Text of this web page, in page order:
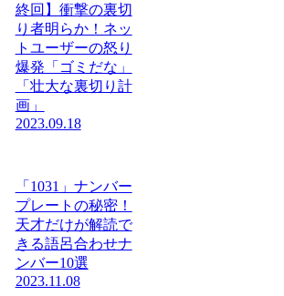
終回】衝撃の裏切
り者明らか！ネッ
トユーザーの怒り
爆発「ゴミだな」
「壮大な裏切り計
画」
2023.09.18
「1031」ナンバー
プレートの秘密！
天才だけが解読で
きる語呂合わせナ
ンバー10選
2023.11.08